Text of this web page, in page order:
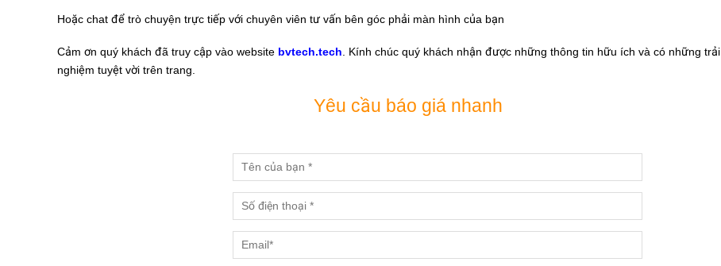
Hoặc chat để trò chuyện trực tiếp với chuyên viên tư vấn bên góc phải màn hình của bạn
Cảm ơn quý khách đã truy cập vào website bvtech.tech. Kính chúc quý khách nhận được những thông tin hữu ích và có những trải
nghiệm tuyệt vời trên trang.
Yêu cầu báo giá nhanh